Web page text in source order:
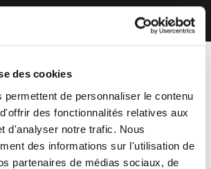
des cookies
permettent de personnaliser le contenu
des fonctionnalités relatives aux
d'analyser notre trafic. Nous
des informations sur l'utilisation de
partenaires de médias sociaux, de